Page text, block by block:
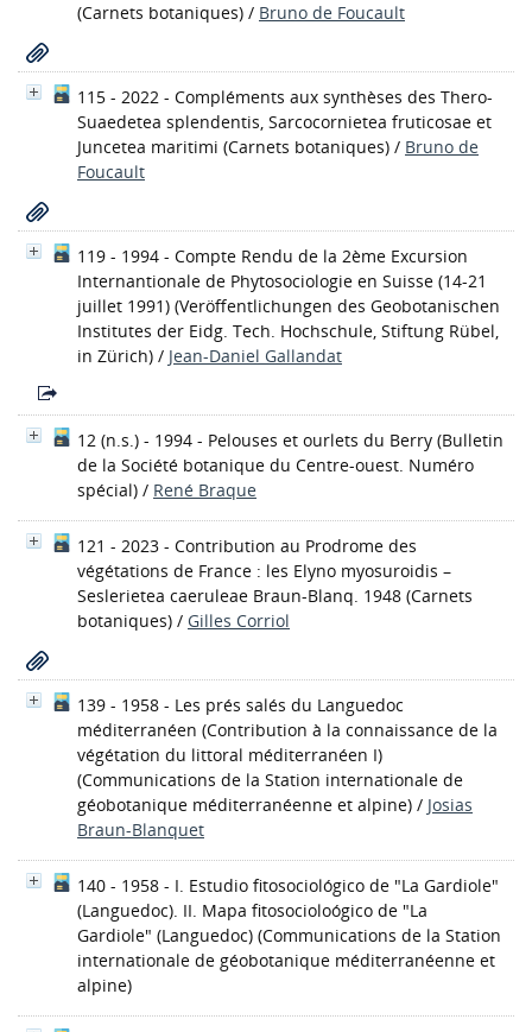
(Carnets botaniques) / Bruno de Foucault
115 - 2022 - Compléments aux synthèses des Thero-
Suaedetea splendentis, Sarcocornietea fruticosae et
Juncetea maritimi (Carnets botaniques) / Bruno de
Foucault
119 - 1994 - Compte Rendu de la 2ème Excursion
Internantionale de Phytosociologie en Suisse (14-21
juillet 1991) (Veröffentlichungen des Geobotanischen
Institutes der Eidg. Tech. Hochschule, Stiftung Rübel,
in Zürich) / Jean-Daniel Gallandat
12 (n.s.) - 1994 - Pelouses et ourlets du Berry (Bulletin
de la Société botanique du Centre-ouest. Numéro
spécial) / René Braque
121 - 2023 - Contribution au Prodrome des
végétations de France : les Elyno myosuroidis –
Seslerietea caeruleae Braun-Blanq. 1948 (Carnets
botaniques) / Gilles Corriol
139 - 1958 - Les prés salés du Languedoc
méditerranéen (Contribution à la connaissance de la
végétation du littoral méditerranéen I)
(Communications de la Station internationale de
géobotanique méditerranéenne et alpine) / Josias
Braun-Blanquet
140 - 1958 - I. Estudio fitosociológico de "La Gardiole"
(Languedoc). II. Mapa fitosocioloógico de "La
Gardiole" (Languedoc) (Communications de la Station
internationale de géobotanique méditerranéenne et
alpine)